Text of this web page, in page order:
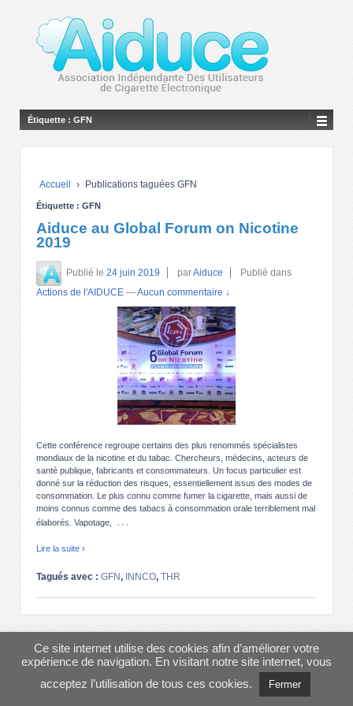
Étiquette : GFN
Accueil › Publications taguées GFN
Étiquette : GFN
Aiduce au Global Forum on Nicotine
2019
Publié le 24 juin 2019 parAiduce
Publié dans
Actions de l'AIDUCE —Aucun commentaire ↓
Cette conférence regroupe certains des plus renommés spécialistes
mondiaux de la nicotine et du tabac. Chercheurs, médecins, acteurs de
santé publique, fabricants et consommateurs. Un focus particulier est
donné sur la réduction des risques, essentiellement issus des modes de
consommation. Le plus connu comme fumer la cigarette, mais aussi de
moins connus comme des tabacs à consommation orale terriblement mal
élaborés. Vapotage,
…
Lire la suite ›
Tagués avec : GFN, INNCO, THR
Ce site internet utilise des cookies afin d’améliorer votre
expérience de navigation. En visitant notre site internet, vous
acceptez l’utilisation de tous ces cookies.
Fermer